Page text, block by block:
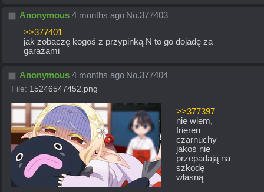
Anonymous 4 months ago No.377403
>>377401
jak zobaczę kogoś z przypinką N to go dojadę za
garażami
Anonymous 4 months ago No.377404
File: 15246547452.png
>>377397
nie wiem,
frieren
czarnuchy
jakoś nie
przepadają na
szkodę
własną